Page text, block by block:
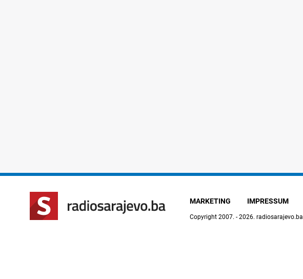
MARKETING IMPRESSUM
Copyright 2007. - 2026. radiosarajevo.ba